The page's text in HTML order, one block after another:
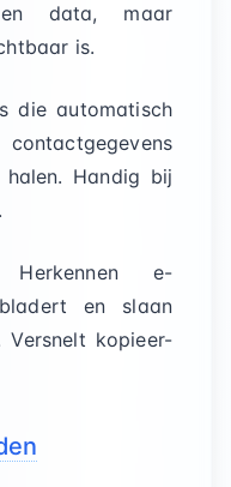
data, maar
is.
die automatisch
halen. Handig bij
e-
en slaan
Versnelt kopieer-